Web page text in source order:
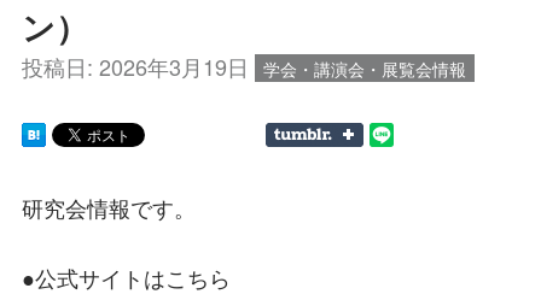
ン）
投稿日: 2026年3月19日 学会・講演会・展覧会情報
研究会情報です。
●公式サイトはこちら